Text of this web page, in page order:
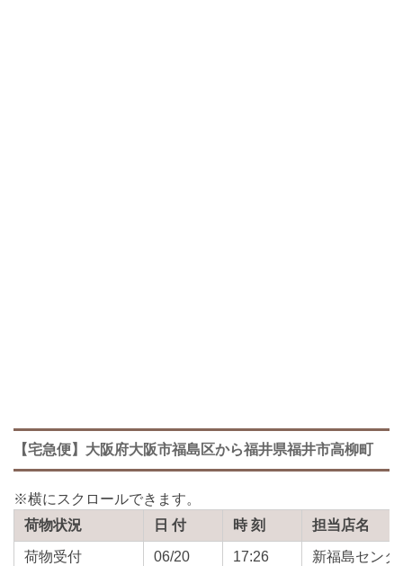
【宅急便】大阪府大阪市福島区から福井県福井市高柳町
荷物状況 日 付 時 刻 担当店名
荷物受付 06/20 17:26 新福島センタ